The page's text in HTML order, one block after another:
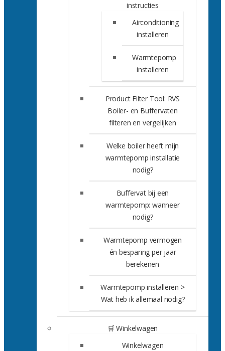
instructies
Airconditioning
installeren
Warmtepomp
installeren
Product Filter Tool: RVS
Boiler- en Buffervaten
filteren en vergelijken
Welke boiler heeft mijn
warmtepomp installatie
nodig?
Buffervat bij een
warmtepomp: wanneer
nodig?
Warmtepomp vermogen
én besparing per jaar
berekenen
Warmtepomp installeren >
Wat heb ik allemaal nodig?
🛒 Winkelwagen
Winkelwagen